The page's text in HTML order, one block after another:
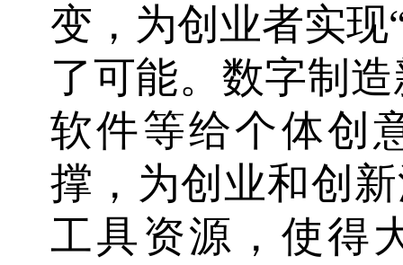
变，为创业者实现
了可能。数字制
软件等给个体创
撑，为创业和创
工具资源，使得